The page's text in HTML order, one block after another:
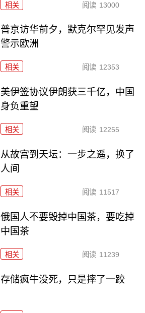
相关 阅读 13000
普京访华前夕，默克尔罕见发声
警示欧洲
相关 阅读 12353
美伊签协议伊朗获三千亿，中国
身负重望
相关 阅读 12255
从故宫到天坛：一步之遥，换了
人间
相关 阅读 11517
俄国人不要毁掉中国茶，要吃掉
中国茶
相关 阅读 11239
存储疯牛没死，只是摔了一跤